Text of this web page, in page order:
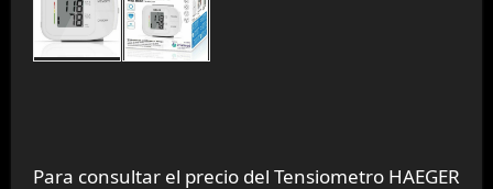
Para consultar el precio del Tensiometro HAEGER